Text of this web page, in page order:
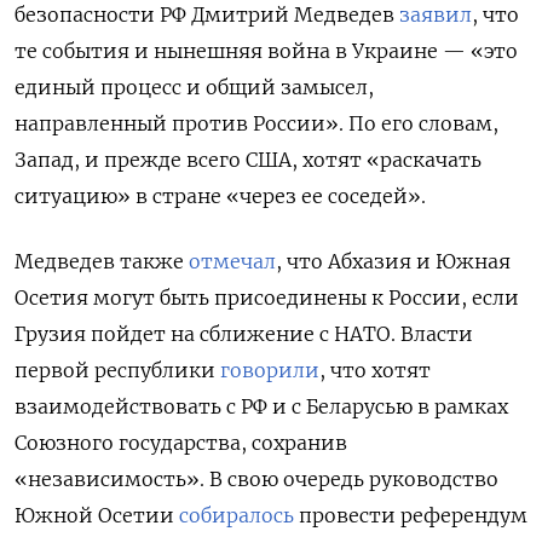
безопасности РФ Дмитрий Медведев заявил, что
те события и нынешняя война в Украине — «это
единый процесс и общий замысел,
направленный против России». По его словам,
Запад, и прежде всего США, хотят «раскачать
ситуацию» в стране «через ее соседей».
Медведев также отмечал, что Абхазия и Южная
Осетия могут быть присоединены к России, если
Грузия пойдет на сближение с НАТО. Власти
первой республики говорили, что хотят
взаимодействовать с РФ и с Беларусью в рамках
Союзного государства, сохранив
«независимость». В свою очередь руководство
Южной Осетии собиралось провести референдум